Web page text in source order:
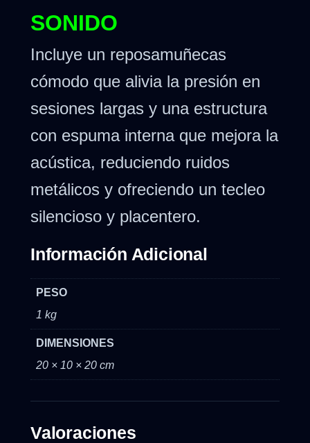
SONIDO
Incluye un reposamuñecas
cómodo que alivia la presión en
sesiones largas y una estructura
con espuma interna que mejora la
acústica, reduciendo ruidos
metálicos y ofreciendo un tecleo
silencioso y placentero.
Información Adicional
PESO
1 kg
DIMENSIONES
20 × 10 × 20 cm
Valoraciones